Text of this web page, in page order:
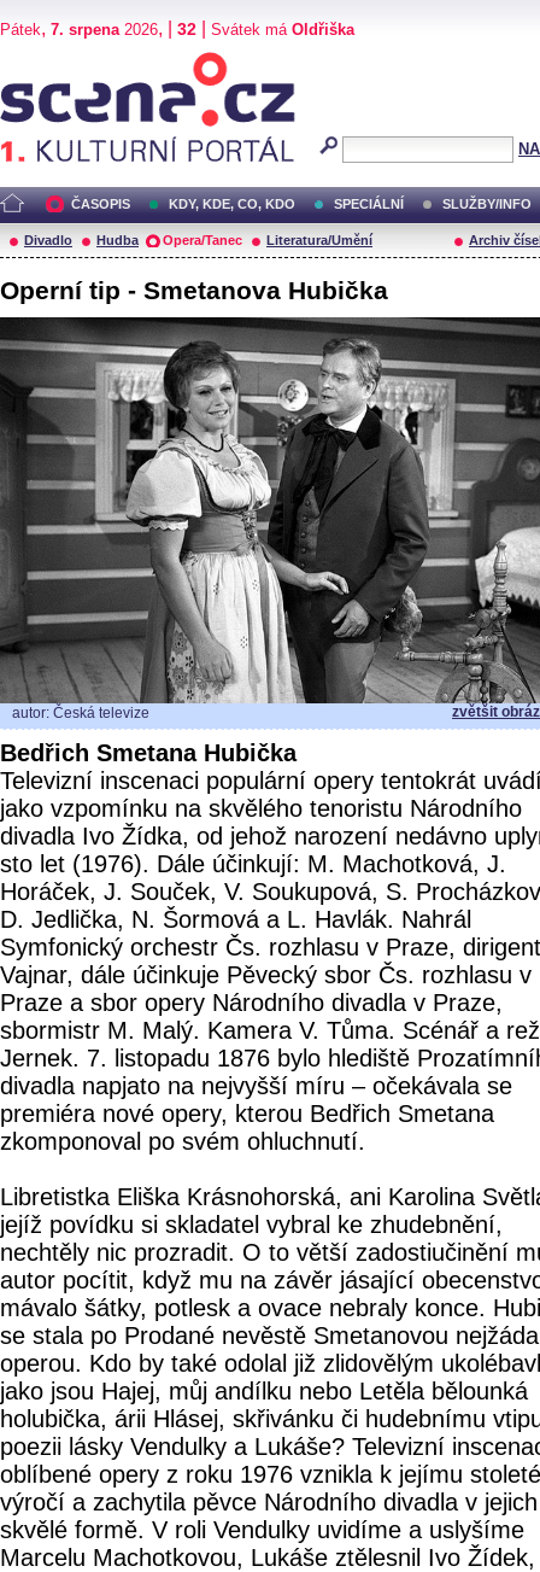
Pátek, 7. srpena2026, | 32 Svátek má Oldřiška
ČASOPIS KDY, KDE, CO, KDO SPECIÁLNÍ SLUŽBY/INFO
Divadlo Hudba Opera/Tanec Literatura/Umění Archiv
Operní tip - Smetanova Hubička
autor: Česká televize zvětšit
Bedřich Smetana Hubička
Televizní inscenaci populární opery tentokrát
jako vzpomínku na skvělého tenoristu Národního
divadla Ivo Žídka, od jehož narození nedávno
sto let (1976). Dále účinkují: M. Machotková, J.
Horáček, J. Souček, V. Soukupová, S.
D. Jedlička, N. Šormová a L. Havlák. Nahrál
Symfonický orchestr Čs. rozhlasu v Praze,
Vajnar, dále účinkuje Pěvecký sbor Čs. rozhlasu v
Praze a sbor opery Národního divadla v Praze,
sbormistr M. Malý. Kamera V. Tůma. Scénář a
Jernek. 7. listopadu 1876 bylo hlediště
divadla napjato na nejvyšší míru – očekávala se
premiéra nové opery, kterou Bedřich Smetana
zkomponoval po svém ohluchnutí.
Libretistka Eliška Krásnohorská, ani Karolina
jejíž povídku si skladatel vybral ke zhudebnění,
nechtěly nic prozradit. O to větší zadostiučinění
autor pocítit, když mu na závěr jásající
mávalo šátky, potlesk a ovace nebraly konce.
se stala po Prodané nevěstě Smetanovou
operou. Kdo by také odolal již zlidovělým
jako jsou Hajej, můj andílku nebo Letěla bělounká
holubička, árii Hlásej, skřivánku či hudebnímu
poezii lásky Vendulky a Lukáše? Televizní
oblíbené opery z roku 1976 vznikla k jejímu
výročí a zachytila pěvce Národního divadla v jejich
skvělé formě. V roli Vendulky uvidíme a uslyšíme
Marcelu Machotkovou, Lukáše ztělesnil Ivo